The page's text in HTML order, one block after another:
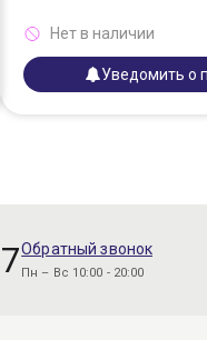
Нет в наличии
Уведомить о
Обратный звонок
Пн – Вс 10:00 - 20:00